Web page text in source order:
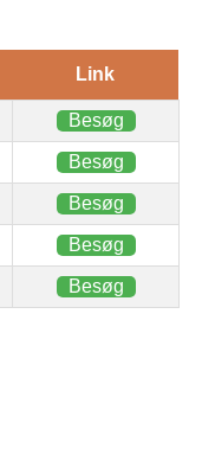
Link
Besøg
Besøg
Besøg
Besøg
Besøg